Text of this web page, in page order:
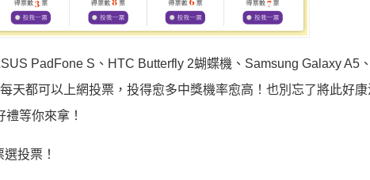
PadFone S、HTC Butterfly 2蝴蝶機、Samsung Galaxy A5
天都可以上網投票，投得愈多中獎機率愈高！也別忘了將此好
等你來拿！
投票！